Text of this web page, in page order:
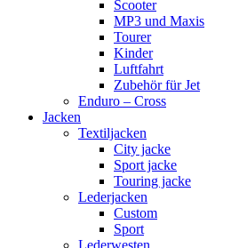
Scooter
MP3 und Maxis
Tourer
Kinder
Luftfahrt
Zubehör für Jet
Enduro – Cross
Jacken
Textiljacken
City jacke
Sport jacke
Touring jacke
Lederjacken
Custom
Sport